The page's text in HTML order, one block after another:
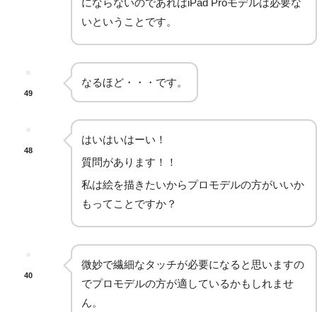
いということです。
49
なるほど・・・です。
48
はいはいはーい！
質問があります！！
私は絵を描きたいからプロモデルの方がいいか
もってことですか？
40
微妙で繊細なタッチが必要になると思いますの
でプロモデルの方が適しているかもしれませ
ん。